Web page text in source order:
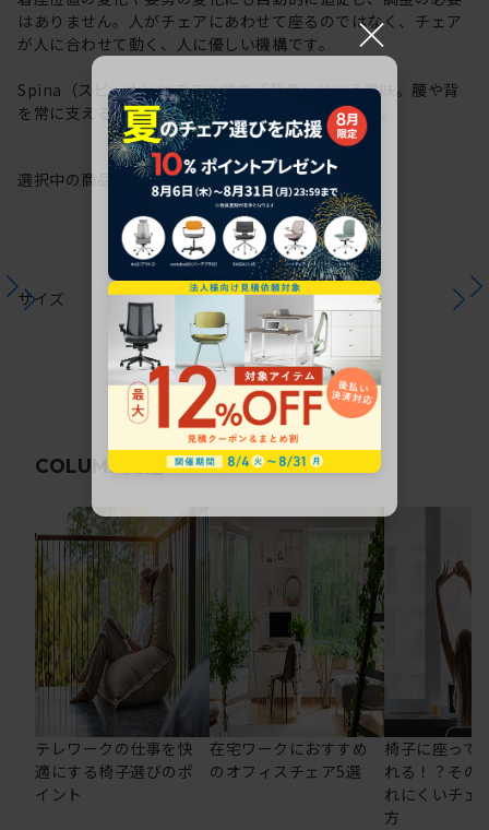
はありません。人がチェアにあわせて座るのではなく、チェア
が人に合わせて動く、人に優しい機構です。
Spina（スピーナ）はラテン語で「背骨」という意味。腰や背
を常に支える機構から、その名が付けられています。
選択中の商品情報保証注意事項
サイズ
COLUMN 関連コラム
テレワークの仕事を快
適にする椅子選びのポ
イント
在宅ワークにおすすめ
のオフィスチェア5選
椅子に座って
れる！？その
れにくいチェ
方
×